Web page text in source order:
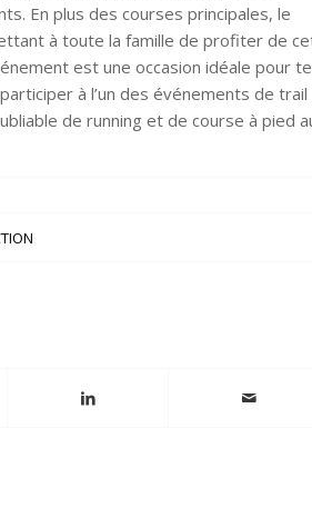
En plus des courses principales, le
à toute la famille de profiter de
est une occasion idéale pour
à l’un des événements de trail
de running et de course à pied